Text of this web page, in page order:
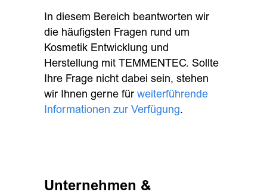
In diesem Bereich beantworten wir
die häufigsten Fragen rund um
Kosmetik Entwicklung und
Herstellung mit TEMMENTEC. Sollte
Ihre Frage nicht dabei sein, stehen
wir Ihnen gerne für weiterführende
Informationen zur Verfügung.
Unternehmen &